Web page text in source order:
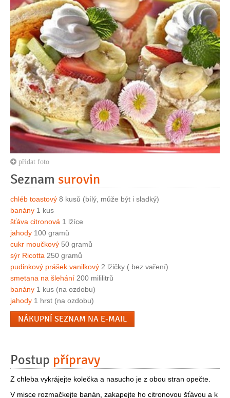
přidat foto
Seznam surovin
chléb toastový 8 kusů (bílý, může být i sladký)
banány 1 kus
šťáva citronová 1 lžíce
jahody 100 gramů
cukr moučkový 50 gramů
sýr Ricotta 250 gramů
pudinkový prášek vanilkový 2 lžičky ( bez vaření)
smetana na šlehání 200 mililitrů
banány 1 kus (na ozdobu)
jahody 1 hrst (na ozdobu)
NÁKUPNÍ SEZNAM NA E-MAIL
Postup přípravy
Z chleba vykrájejte kolečka a nasucho je z obou stran opečte.
V misce rozmačkejte banán, zakapejte ho citronovou šťávou a k